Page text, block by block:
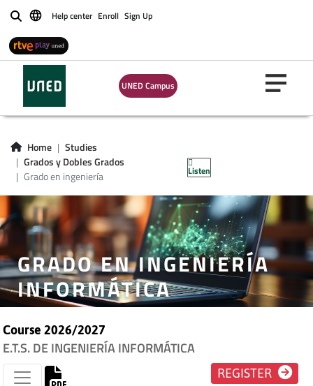
BuscarHelp center Enroll Sign Up
UNED Campus
Home
Studies
Grados y Dobles Grados
Grado en ingeniería
Listen
GRADO EN INGENIERÍA
INFORMÁTICA
Course 2026/2027
E.T.S. DE INGENIERÍA INFORMÁTICA
REGISTER